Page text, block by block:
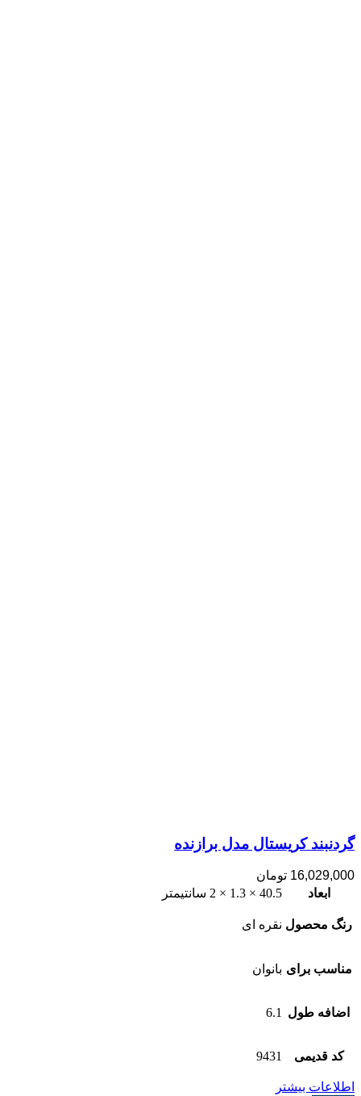
گردنبند کریستال مدل برازنده
16,029,000 تومان
ابعاد
40.5 × 1.3 × 2 سانتیمتر
رنگ محصول نقره ای
مناسب برای بانوان
اضافه طول 6.1
کد قدیمی 9431
اطلاعات بیشتر